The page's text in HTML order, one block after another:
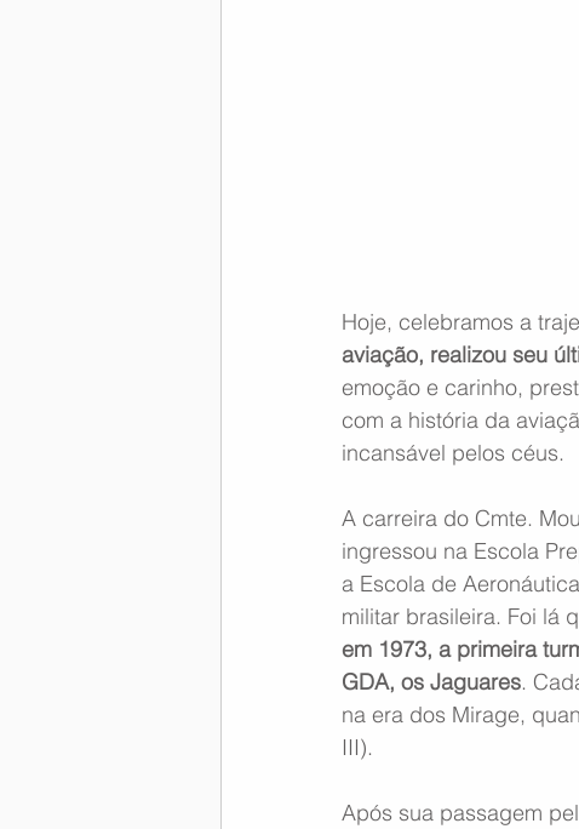
Hoje, celebramos a
aviação, realizou seu
emoção e carinho,
com a história da
incansável pelos céus.
A carreira do Cmte.
ingressou na Escola
a Escola de
militar brasileira. Foi lá
em 1973, a primeira
GDA, os Jaguares.
na era dos Mirage,
III).
Após sua passagem